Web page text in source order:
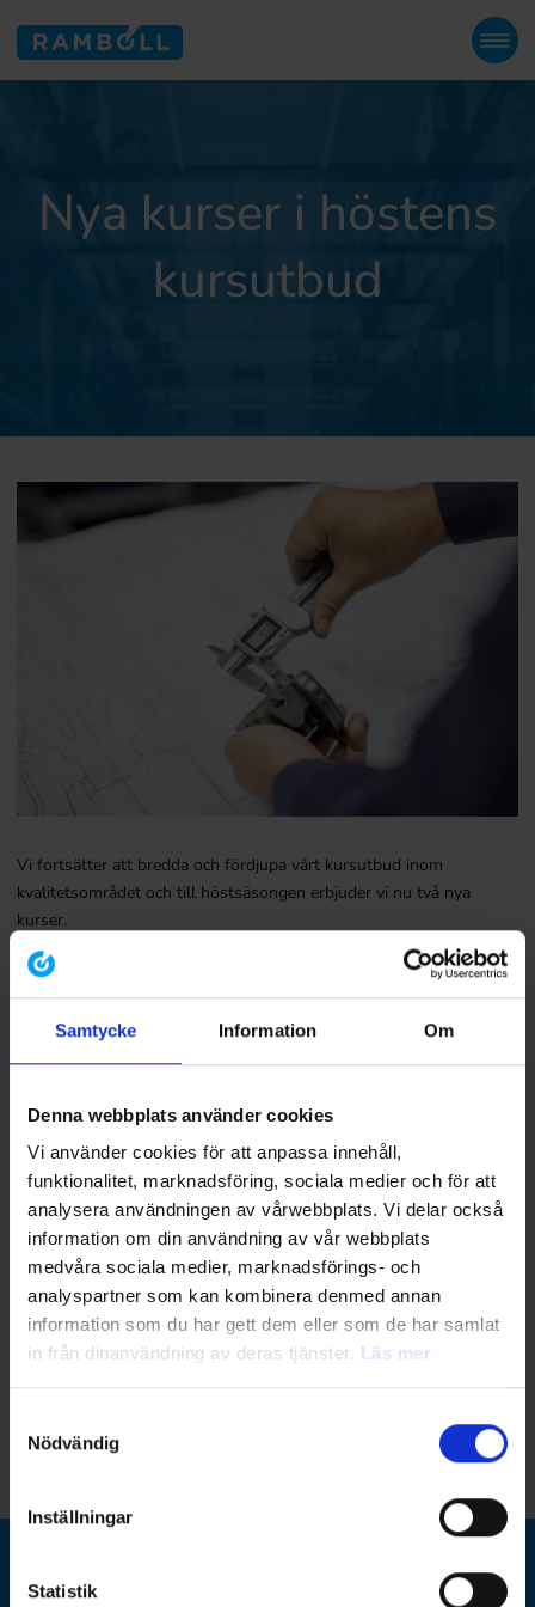
Samtycke Information Om
Denna webbplats använder cookies
Vi använder cookies för att anpassa innehåll,
funktionalitet, marknadsföring, sociala medier och för att
analysera användningen av vårwebbplats. Vi delar också
information om din användning av vår webbplats
medvåra sociala medier, marknadsförings- och
analyspartner som kan kombinera denmed annan
information som du har gett dem eller som de har samlat
in från dinanvändning av deras tjänster. Läs mer
Nödvändig
Inställningar
Statistik
Nya kurser i höstens
kursutbud
Vi fortsätter att bredda och fördjupa vårt kursutbud inom
kvalitetsområdet och till höstsäsongen erbjuder vi nu två nya
kurser.
Processrevision
– en kurs som lyfter blicken och ger
organisationen värdefull insikt i hur väl arbetsflödena fungerar och
förväntningar. Processrevision kan kombineras med andra typer av
revisioner, vilket tillsammans ger organisationen ett kraftfullt
Quality Planning (APQP) är ett arbetssätt som används inom
fordonsindustrin, men även i andra branscher, för att på ett
systematiskt sätt planera in viktiga aktiviteter och utföra dessa
inför serietillverkning. Syftet är att förebygga fel tidigt i processen
så att åtgärder vidtas innan löpande serietillverkning. Production
Part Approval Process (PPAP) är en process för att visa att design
och produktspecifikationer uppfylls av organisationens
tillverkningsprocess.Läs mer!